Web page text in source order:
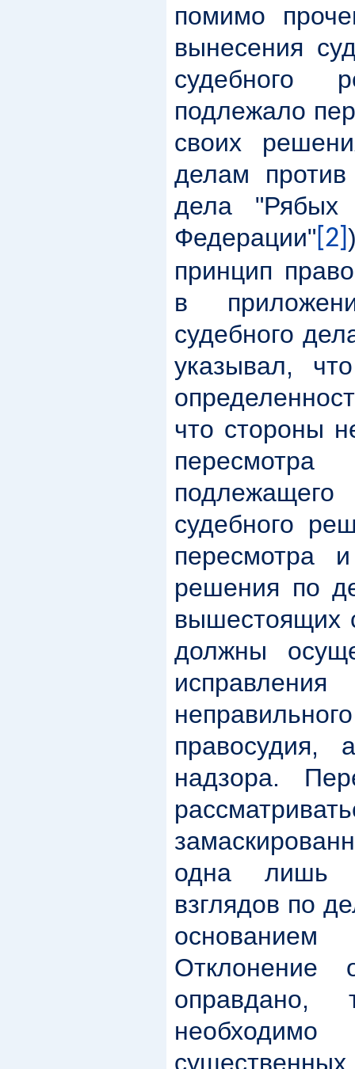
помимо
вынесения
подлежало
своих
делам
дела "Рябых
Федерации" [2]
принцип
в
судебного
указывал,
что стороны
пересмотра
судебного
пересмотра
решения по
вышестоящих
должны
надзора.
одна лишь
взглядов по
Отклонение
оправдано,